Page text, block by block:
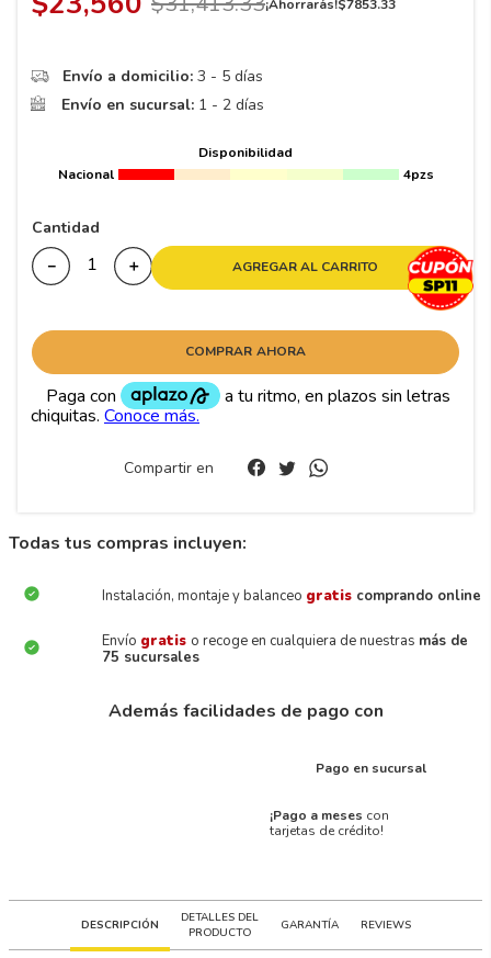
¡Ahorrarás!$7853.33
Envío a domicilio: 3 - 5 días
Envío en sucursal: 1 - 2 días
Disponibilidad
Nacional
4pzs
Cantidad
＋
－ AGREGAR AL CARRITO
COMPRAR AHORA
Compartir en
Todas tus compras incluyen:
Instalación, montaje y balanceo gratis comprando online
Envío gratis o recoge en cualquiera de nuestras más de
75 sucursales
Además facilidades de pago con
Pago en sucursal
¡Pago a meses con
tarjetas de crédito!
DESCRIPCIÓN
DETALLES DEL
PRODUCTO
GARANTÍA REVIEWS
10.
265